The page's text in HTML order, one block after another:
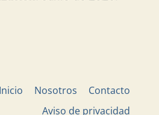
Inicio Nosotros
Contacto
Aviso de privacidad